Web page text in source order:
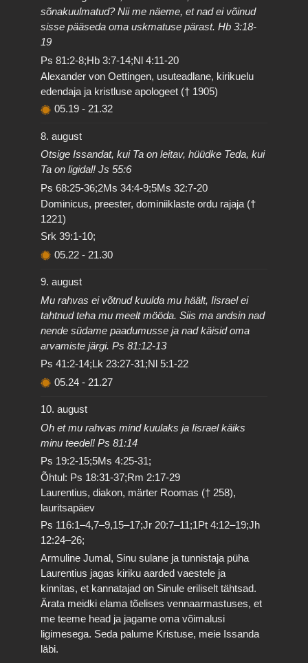
sõnakuulmatud? Nii me näeme, et nad ei võinud
sisse pääseda oma uskmatuse pärast. Hb 3:18-
19
Ps 81:2-8;Hb 3:7-14;Nl 4:11-20
Alexander von Oettingen, usuteadlane, kirikuelu
edendaja ja kristluse apologeet († 1905)
05.19 - 21.32
8. august
Otsige Issandat, kui Ta on leitav, hüüdke Teda, kui
Ta on ligidal! Js 55:6
Ps 68:25-36;2Ms 34:4-9;5Ms 32:7-20
Dominicus, preester, dominiiklaste ordu rajaja (†
1221)
Srk 39:1-10;
05.22 - 21.30
9. august
Mu rahvas ei võtnud kuulda mu häält, Iisrael ei
tahtnud teha mu meelt mööda. Siis ma andsin nad
nende südame paadumusse ja nad käisid oma
arvamiste järgi. Ps 81:12-13
Ps 41:2-14;Lk 23:27-31;Nl 5:1-22
05.24 - 21.27
10. august
Oh et mu rahvas mind kuulaks ja Iisrael käiks
minu teedel! Ps 81:14
Ps 19:2-15;5Ms 4:25-31;
Õhtul: Ps 18:31-37;Rm 2:17-29
Laurentius, diakon, märter Roomas († 258),
lauritsapäev
Ps 116:1–4,7–9,15–17;Jr 20:7–11;1Pt 4:12–19;Jh
12:24–26;
Armuline Jumal, Sinu sulane ja tunnistaja püha
Laurentius jagas kiriku aarded vaestele ja
kinnitas, et kannatajad on Sinule eriliselt tähtsad.
Ärata meidki elama tõelises vennaarmastuses, et
me teeme head ja jagame oma võimalusi
ligimesega. Seda palume Kristuse, meie Issanda
läbi.